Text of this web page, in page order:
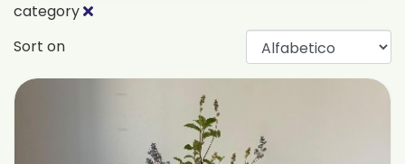
category
Sort on